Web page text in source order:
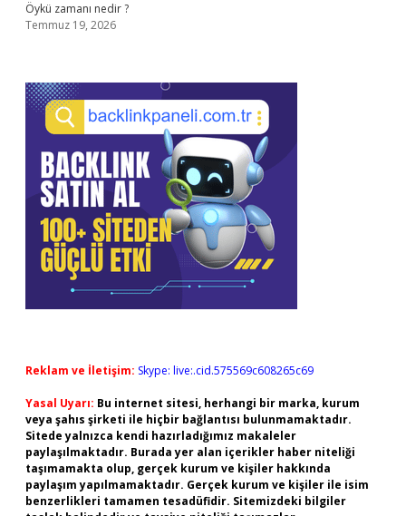
Öykü zamanı nedir ?
Temmuz 19, 2026
Reklam ve İletişim: Skype: live:.cid.575569c608265c69
Yasal Uyarı: Bu internet sitesi, herhangi bir marka, kurum
veya şahıs şirketi ile hiçbir bağlantısı bulunmamaktadır.
Sitede yalnızca kendi hazırladığımız makaleler
paylaşılmaktadır. Burada yer alan içerikler haber niteliği
taşımamakta olup, gerçek kurum ve kişiler hakkında
paylaşım yapılmamaktadır. Gerçek kurum ve kişiler ile isim
benzerlikleri tamamen tesadüfidir. Sitemizdeki bilgiler